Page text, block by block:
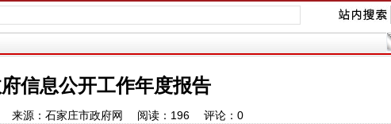
信息公开工作年度报告
源：石家庄市政府网 阅读： 196评论： 0